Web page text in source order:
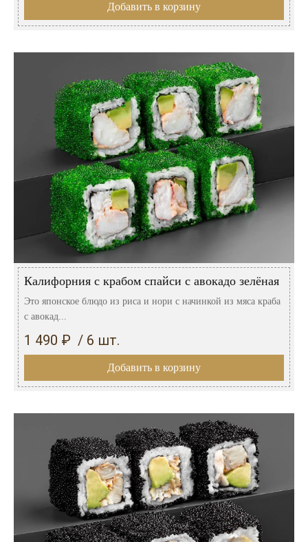
Добавить в корзину
Калифорния с крабом спайси с авокадо зелёная
Это японское блюдо из риса и нори с начинкой из мяса краба
с авокад...
1 490 ₽ / 6 шт.
Добавить в корзину